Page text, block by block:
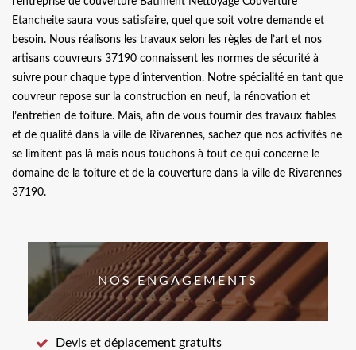
Etancheite saura vous satisfaire, quel que soit votre demande et
besoin. Nous réalisons les travaux selon les règles de l’art et nos
artisans couvreurs 37190 connaissent les normes de sécurité à
suivre pour chaque type d’intervention. Notre spécialité en tant que
couvreur repose sur la construction en neuf, la rénovation et
l’entretien de toiture. Mais, afin de vous fournir des travaux fiables
et de qualité dans la ville de Rivarennes, sachez que nos activités ne
se limitent pas là mais nous touchons à tout ce qui concerne le
domaine de la toiture et de la couverture dans la ville de Rivarennes
37190.
NOS ENGAGEMENTS
Devis et déplacement gratuits